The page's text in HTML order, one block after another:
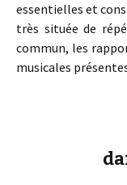
essentielles et
très située de
commun, les
musicales